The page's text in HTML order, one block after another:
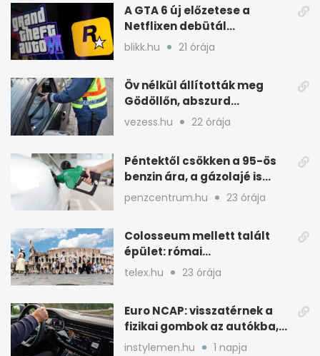
A GTA 6 új előzetese a
Netflixen debütál
augusztus 27-én
blikk.hu 21 órája
Öv nélkül állították meg
Gödöllőn, abszurd
fordulatok jöttek
vezess.hu 22 órája
Péntektől csökken a 95-ös
benzin ára, a gázolajé is
mérséklődik
penzcentrum.hu 23 órája
Colosseum mellett talált
épület: római
tűzoltólaktanya vagy
telex.hu 23 órája
Euro NCAP: visszatérnek a
fizikai gombok az autókba,
kevesebb nyomkodással
instylemen.hu 1 napja